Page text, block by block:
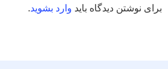
برای نوشتن دیدگاه باید وارد بشوید.